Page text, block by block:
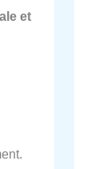
et